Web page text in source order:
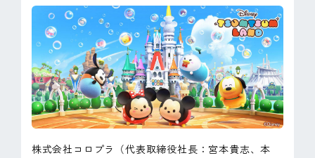
EN
株式会社コロプラ（代表取締役社長：宮本貴志、本